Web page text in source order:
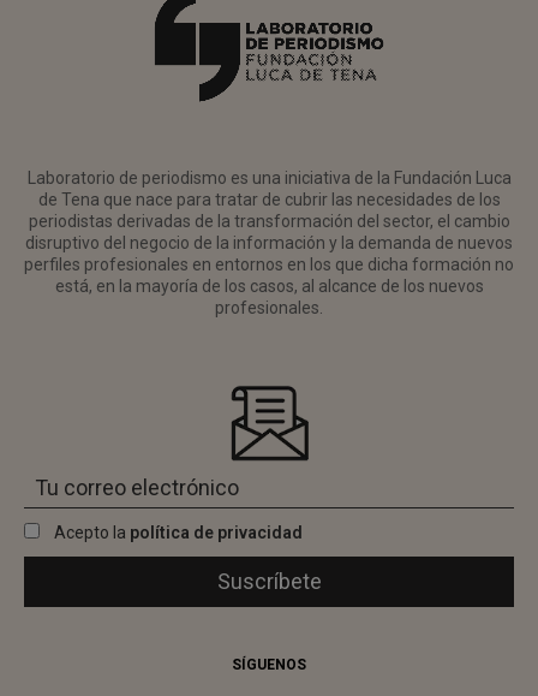
Laboratorio de periodismo es una iniciativa de la Fundación Luca
de Tena que nace para tratar de cubrir las necesidades de los
periodistas derivadas de la transformación del sector, el cambio
disruptivo del negocio de la información y la demanda de nuevos
perfiles profesionales en entornos en los que dicha formación no
está, en la mayoría de los casos, al alcance de los nuevos
profesionales.
Acepto la política de privacidad
SÍGUENOS